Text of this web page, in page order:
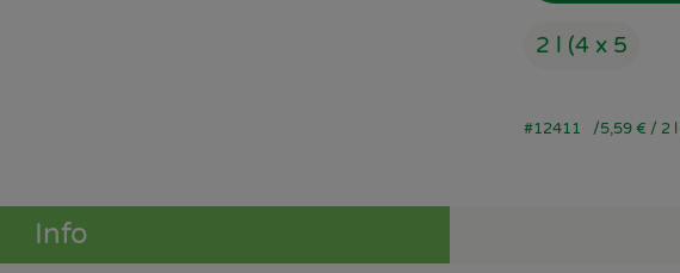
2 l (4 x 5
#12411 5,59 € / 2 l
Info